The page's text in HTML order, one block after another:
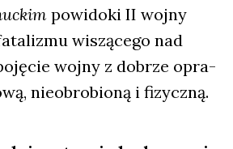
powi­do­ki II woj­ny
wiszą­ce­go nad
woj­ny z dobrze opra­
nie­obro­bio­ną i fizycz­ną.